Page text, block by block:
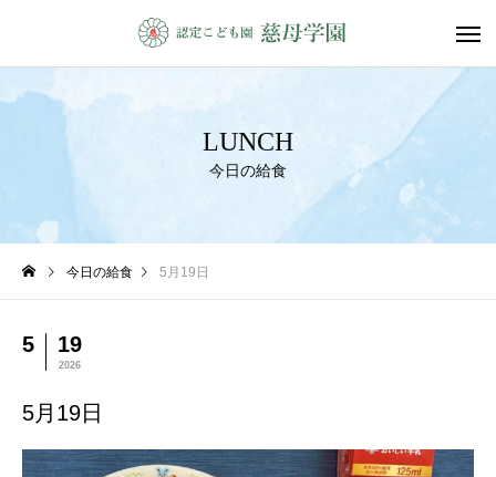
LUNCH
今日の給食
今日の給食 5月19日
5 19
2026
5月19日